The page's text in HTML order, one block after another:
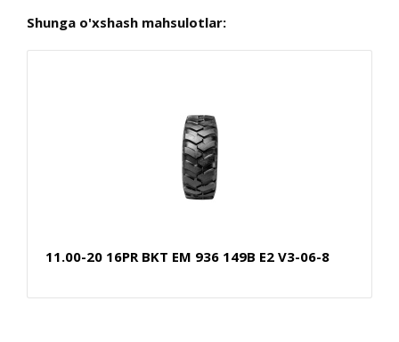
Shunga o'xshash mahsulotlar:
11.00-20 16PR BKT EM 936 149B E2 V3-06-8